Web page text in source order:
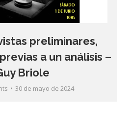
preliminares,
a un análisis –
Briole
30 de mayo de 2024